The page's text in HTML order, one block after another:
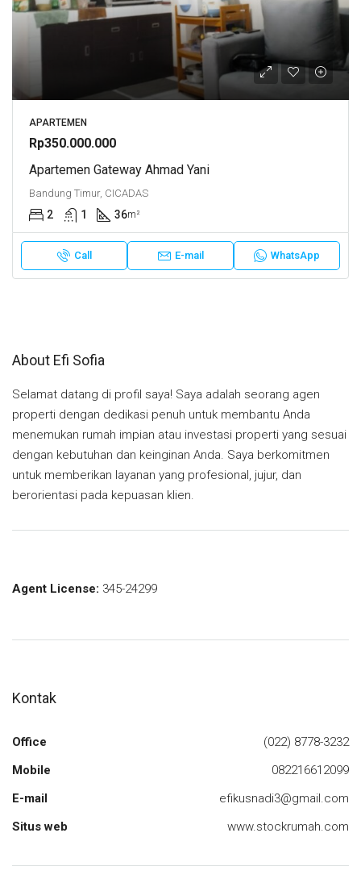
APARTEMEN
Rp350.000.000
Apartemen Gateway Ahmad Yani
Bandung Timur, CICADAS
2 1 36m²
Call E-mail WhatsApp
About Efi Sofia
Selamat datang di profil saya! Saya adalah seorang agen
properti dengan dedikasi penuh untuk membantu Anda
menemukan rumah impian atau investasi properti yang sesuai
dengan kebutuhan dan keinginan Anda. Saya berkomitmen
untuk memberikan layanan yang profesional, jujur, dan
berorientasi pada kepuasan klien.
Agent License: 345-24299
Kontak
Office
(022) 8778-3232
Mobile
082216612099
E-mail
efikusnadi3@gmail.com
Situs web
www.stockrumah.com